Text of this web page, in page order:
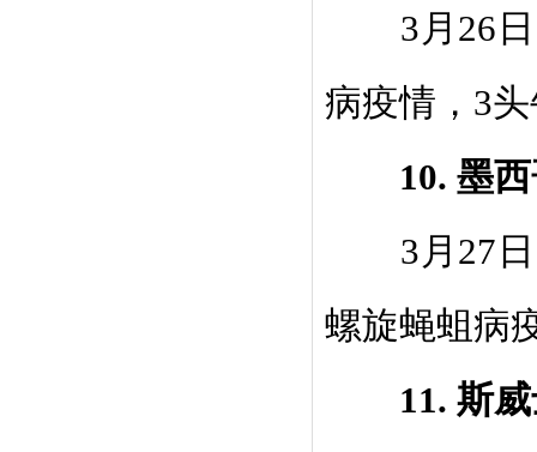
3 月 26
病疫情， 3
10. 墨
3 月 27
螺旋蝇蛆病
11. 斯